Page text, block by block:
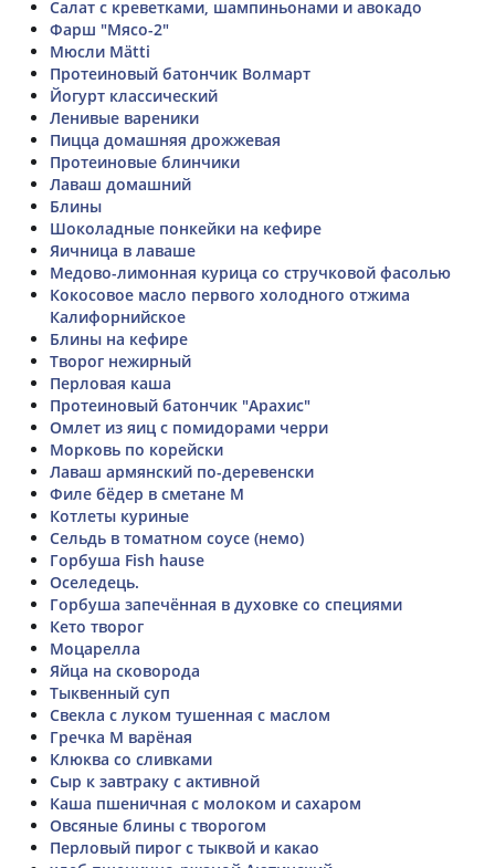
Салат с креветками, шампиньонами и авокадо
Фарш "Мясо-2"
Мюсли Mätti
Протеиновый батончик Волмарт
Йогурт классический
Ленивые вареники
Пицца домашняя дрожжевая
Протеиновые блинчики
Лаваш домашний
Блины
Шоколадные понкейки на кефире
Яичница в лаваше
Медово-лимонная курица со стручковой фасолью
Кокосовое масло первого холодного отжима
Калифорнийское
Блины на кефире
Творог нежирный
Перловая каша
Протеиновый батончик "Арахис"
Омлет из яиц с помидорами черри
Морковь по корейски
Лаваш армянский по-деревенски
Филе бёдер в сметане М
Котлеты куриные
Сельдь в томатном соусе (немо)
Горбуша Fish hause
Оселедець.
Горбуша запечённая в духовке со специями
Кето творог
Моцарелла
Яйца на сковорода
Тыквенный суп
Свекла с луком тушенная с маслом
Гречка М варёная
Клюква со сливками
Сыр к завтраку с активной
Каша пшеничная с молоком и сахаром
Овсяные блины с творогом
Перловый пирог с тыквой и какао